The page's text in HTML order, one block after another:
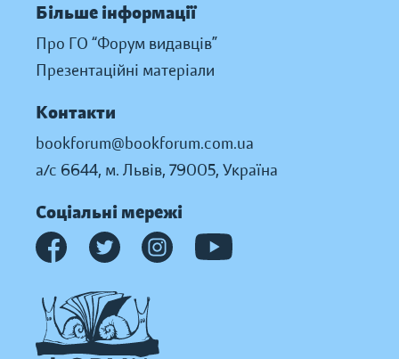
Більше інформації
Про ГО “Форум видавців”
Презентаційні матеріали
Контакти
bookforum@bookforum.com.ua
а/с 6644, м. Львів, 79005, Україна
Соціальні мережі